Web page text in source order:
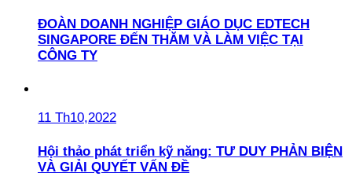
ĐOÀN DOANH NGHIỆP GIÁO DỤC EDTECH
SINGAPORE ĐẾN THĂM VÀ LÀM VIỆC TẠI
CÔNG TY
11 Th10,2022
Hội thảo phát triển kỹ năng: TƯ DUY PHẢN BIỆN
VÀ GIẢI QUYẾT VẤN ĐỀ